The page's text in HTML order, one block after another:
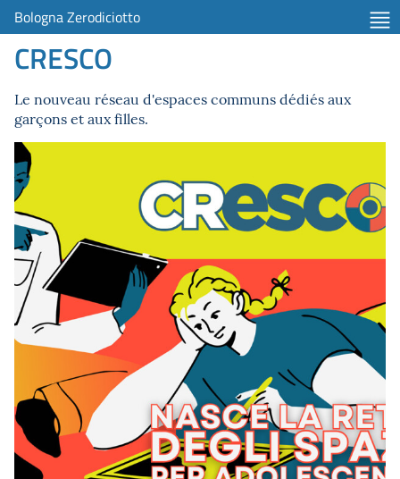
Bologna Zerodiciotto
CRESCO
Le nouveau réseau d'espaces communs dédiés aux
garçons et aux filles.